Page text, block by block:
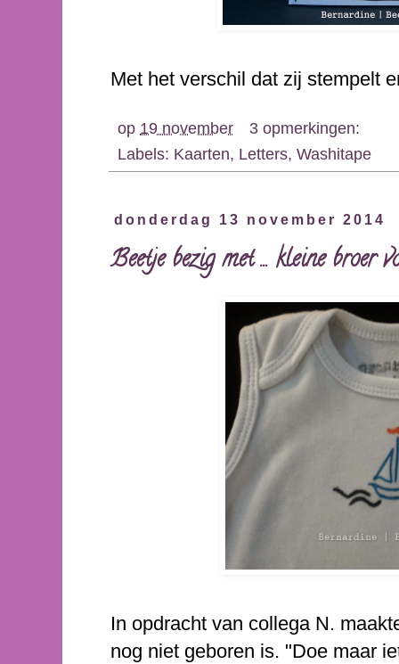
Met het verschil dat zij stempelt
op 19 november
3 opmerkingen:
Labels: Kaarten, Letters, Washitape
donderdag 13 november 2014
Beetje bezig met ... kleine broer
In opdracht van collega N.
nog niet geboren is. "Doe maar